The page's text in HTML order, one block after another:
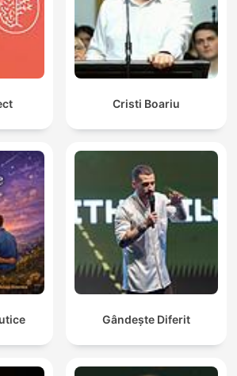
Cristi Boariu
Gândește Diferit